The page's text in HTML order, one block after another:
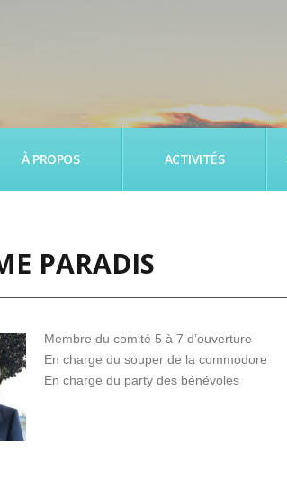
À PROPOS ACTIVITÉS
PARADIS
Membre du comité 5 à 7 d’ouverture
En charge du souper de la commodore
En charge du party des bénévoles